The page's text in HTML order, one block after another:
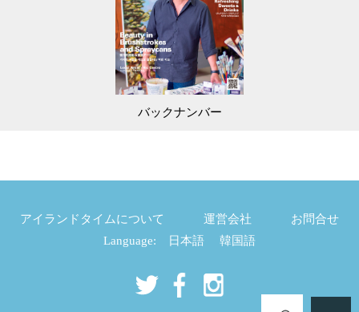
バックナンバー
アイランドタイムについて 運営会社
お問合せ
Language:
日本語 韓国語